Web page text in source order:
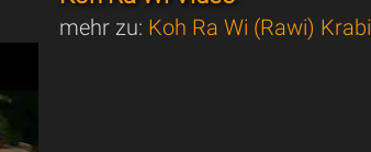
mehr zu: Koh Ra Wi (Rawi) Krabi